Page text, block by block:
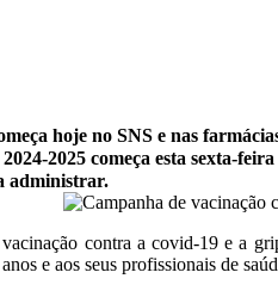
hoje no SNS e nas
2025 começa esta sexta-
administrar.
contra a covid-19 e a
e aos seus profissionais de